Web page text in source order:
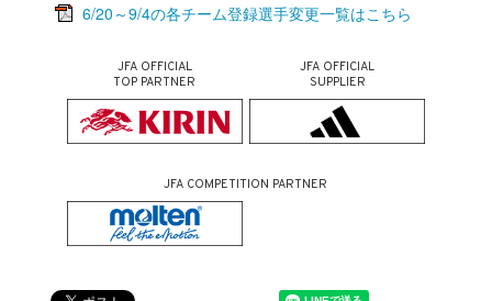
6/20～9/4の各チーム登録選手変更一覧はこちら
JFA OFFICIAL
TOP PARTNER
JFA OFFICIAL
SUPPLIER
JFA COMPETITION PARTNER